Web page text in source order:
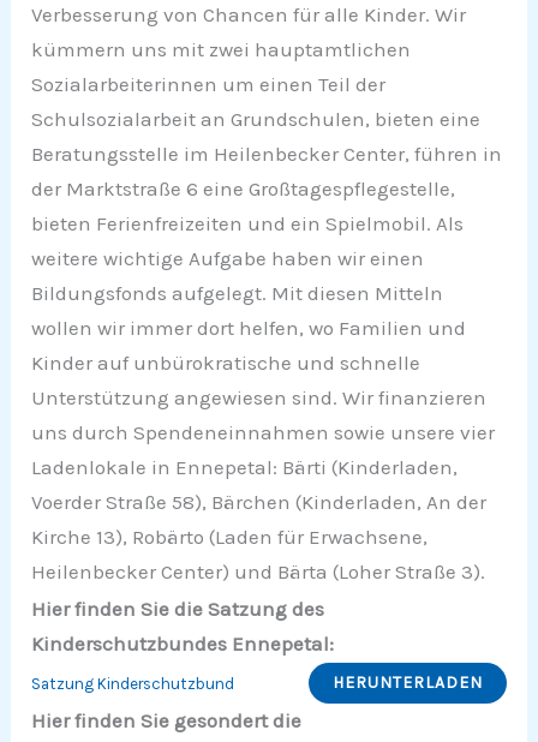
Verbesserung von Chancen für alle Kinder. Wir
kümmern uns mit zwei hauptamtlichen
Sozialarbeiterinnen um einen Teil der
Schulsozialarbeit an Grundschulen, bieten eine
Beratungsstelle im Heilenbecker Center, führen in
der Marktstraße 6 eine Großtagespflegestelle,
bieten Ferienfreizeiten und ein Spielmobil. Als
weitere wichtige Aufgabe haben wir einen
Bildungsfonds aufgelegt. Mit diesen Mitteln
wollen wir immer dort helfen, wo Familien und
Kinder auf unbürokratische und schnelle
Unterstützung angewiesen sind. Wir finanzieren
uns durch Spendeneinnahmen sowie unsere vier
Ladenlokale in Ennepetal: Bärti (Kinderladen,
Voerder Straße 58), Bärchen (Kinderladen, An der
Kirche 13), Robärto (Laden für Erwachsene,
Heilenbecker Center) und Bärta (Loher Straße 3).
Hier finden Sie die Satzung des
Kinderschutzbundes Ennepetal:
Satzung Kinderschutzbund HERUNTERLADEN
Hier finden Sie gesondert die